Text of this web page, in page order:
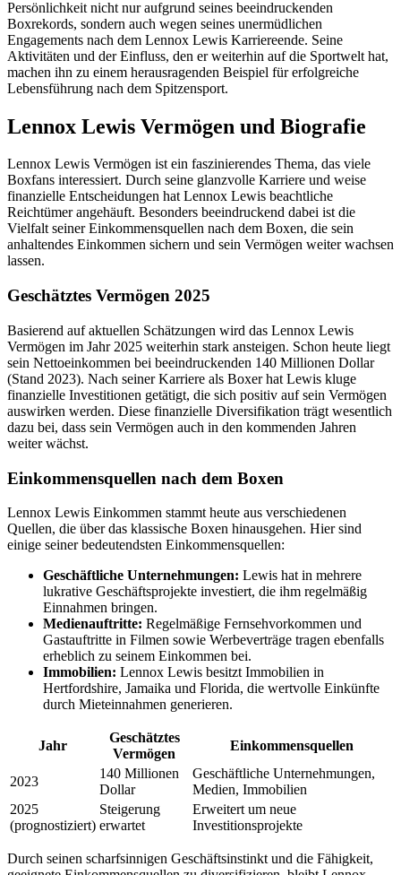
Persönlichkeit nicht nur aufgrund seines beeindruckenden
Boxrekords, sondern auch wegen seines unermüdlichen
Engagements nach dem Lennox Lewis Karriereende. Seine
Aktivitäten und der Einfluss, den er weiterhin auf die Sportwelt hat,
machen ihn zu einem herausragenden Beispiel für erfolgreiche
Lebensführung nach dem Spitzensport.
Lennox Lewis Vermögen und Biografie
Lennox Lewis Vermögen ist ein faszinierendes Thema, das viele
Boxfans interessiert. Durch seine glanzvolle Karriere und weise
finanzielle Entscheidungen hat Lennox Lewis beachtliche
Reichtümer angehäuft. Besonders beeindruckend dabei ist die
Vielfalt seiner Einkommensquellen nach dem Boxen, die sein
anhaltendes Einkommen sichern und sein Vermögen weiter wachsen
lassen.
Geschätztes Vermögen 2025
Basierend auf aktuellen Schätzungen wird das Lennox Lewis
Vermögen im Jahr 2025 weiterhin stark ansteigen. Schon heute liegt
sein Nettoeinkommen bei beeindruckenden 140 Millionen Dollar
(Stand 2023). Nach seiner Karriere als Boxer hat Lewis kluge
finanzielle Investitionen getätigt, die sich positiv auf sein Vermögen
auswirken werden. Diese finanzielle Diversifikation trägt wesentlich
dazu bei, dass sein Vermögen auch in den kommenden Jahren
weiter wächst.
Einkommensquellen nach dem Boxen
Lennox Lewis Einkommen stammt heute aus verschiedenen
Quellen, die über das klassische Boxen hinausgehen. Hier sind
einige seiner bedeutendsten Einkommensquellen:
Geschäftliche Unternehmungen: Lewis hat in mehrere
lukrative Geschäftsprojekte investiert, die ihm regelmäßig
Einnahmen bringen.
Medienauftritte: Regelmäßige Fernsehvorkommen und
Gastauftritte in Filmen sowie Werbeverträge tragen ebenfalls
erheblich zu seinem Einkommen bei.
Immobilien: Lennox Lewis besitzt Immobilien in
Hertfordshire, Jamaika und Florida, die wertvolle Einkünfte
durch Mieteinnahmen generieren.
Jahr
Geschätztes
Vermögen
Einkommensquellen
2023
140 Millionen
Dollar
Geschäftliche Unternehmungen,
Medien, Immobilien
2025
(prognostiziert)
Steigerung
erwartet
Erweitert um neue
Investitionsprojekte
Durch seinen scharfsinnigen Geschäftsinstinkt und die Fähigkeit,